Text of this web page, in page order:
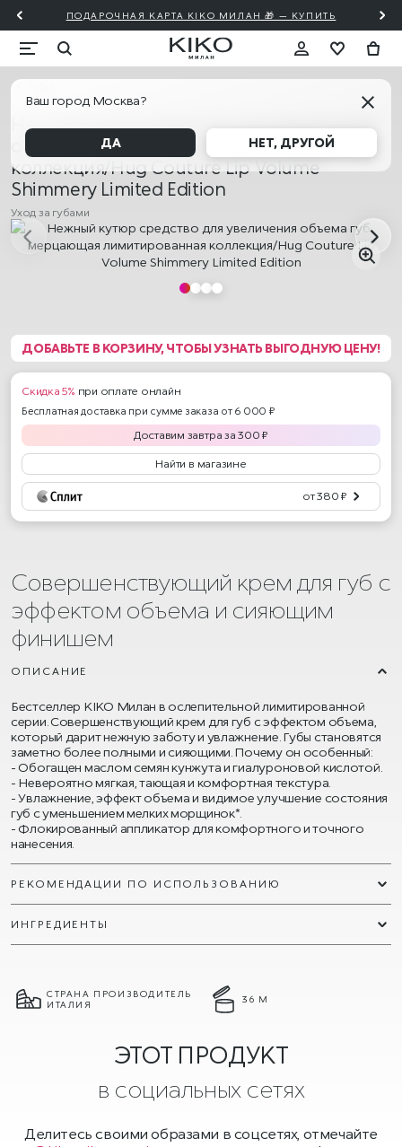
ПОДАРОЧНАЯ КАРТА KIKO МИЛАН 🎁 — КУПИТЬ
Ваш город Москва?
ДА НЕТ, ДРУГОЙ
Нежный кутюр средство для увеличения
объема губ мерцающая лимитированная
коллекция/Hug Couture Lip Volume
Shimmery Limited Edition
Уход за губами
ДОБАВЬТЕ В КОРЗИНУ, ЧТОБЫ УЗНАТЬ ВЫГОДНУЮ ЦЕНУ!
Скидка 5% при оплате онлайн
Бесплатная доставка при сумме заказа от 6 000 ₽
Доставим завтра за300 ₽
Найти в магазине
от 380 ₽
Совершенствующий крем для губ с
эффектом объема и сияющим
финишем
ОПИСАНИЕ
Бестселлер KIKO Милан в ослепительной лимитированной
серии. Совершенствующий крем для губ с эффектом объема,
который дарит нежную заботу и увлажнение. Губы становятся
заметно более полными и сияющими. Почему он особенный:
Обогащен маслом семян кунжута и гиалуроновой кислотой.
Невероятно мягкая, тающая и комфортная текстура.
Увлажнение, эффект объема и видимое улучшение состояния
губ с уменьшением мелких морщинок*.
Флокированный аппликатор для комфортного и точного
нанесения.
РЕКОМЕНДАЦИИ ПО ИСПОЛЬЗОВАНИЮ
ИНГРЕДИЕНТЫ
СТРАНА ПРОИЗВОДИТЕЛЬ
ИТАЛИЯ
36 М
ЭТОТ ПРОДУКТ
в социальных сетях
Делитесь своими образами в соцсетях, отмечайте